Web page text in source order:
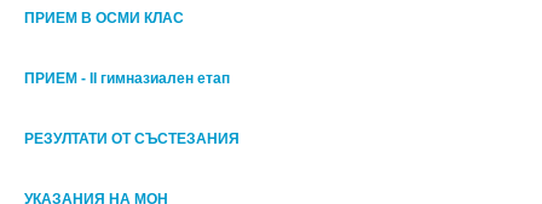
ПРИЕМ В ОСМИ КЛАС
ПРИЕМ - II гимназиален етап
РЕЗУЛТАТИ ОТ СЪСТЕЗАНИЯ
УКАЗАНИЯ НА МОН